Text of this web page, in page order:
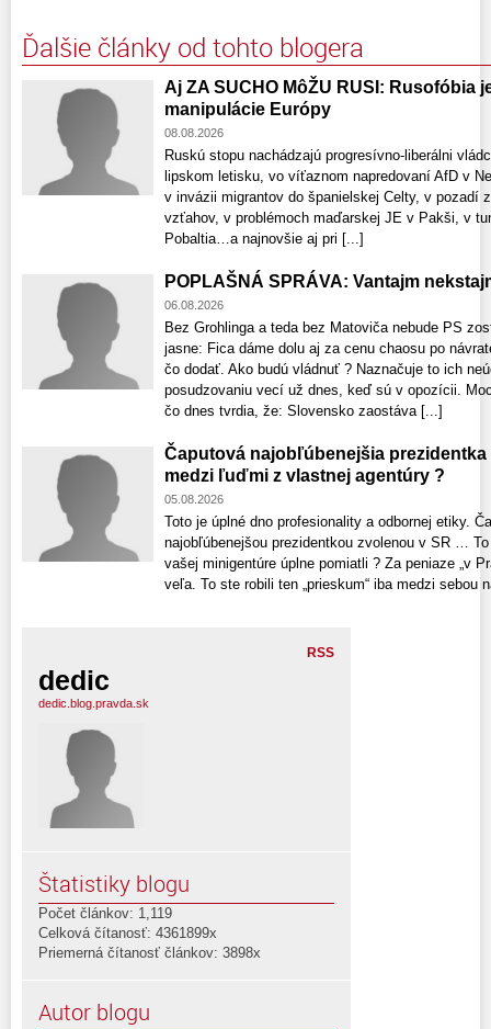
Ďalšie články od tohto blogera
Aj ZA SUCHO MôŽU RUSI: Rusofóbia
manipulácie Európy
08.08.2026
Ruskú stopu nachádzajú progresívno-liberálni
lipskom letisku, vo víťaznom napredovaní AfD v
v invázii migrantov do španielskej Celty, v pozadí
vzťahov, v problémoch maďarskej JE v Pakši, v
Pobaltia…a najnovšie aj pri [...]
POPLAŠNÁ SPRÁVA: Vantajm
06.08.2026
Bez Grohlinga a teda bez Matoviča nebude PS
jasne: Fica dáme dolu aj za cenu chaosu po
čo dodať. Ako budú vládnuť ? Naznačuje to ich
posudzovaniu vecí už dnes, keď sú v opozícii.
čo dnes tvrdia, že: Slovensko zaostáva [...]
Čaputová najobľúbenejšia
medzi ľuďmi z vlastnej agentúry ?
05.08.2026
Toto je úplné dno profesionality a odbornej etiky.
najobľúbenejšou prezidentkou zvolenou v SR …
vašej minigentúre úplne pomiatli ? Za peniaze „v
veľa. To ste robili ten „prieskum“ iba medzi sebou
RSS
dedic
dedic.blog.pravda.sk
Štatistiky blogu
Počet článkov: 1,119
Celková čítanosť: 4361899x
Priemerná čítanosť článkov: 3898x
Autor blogu